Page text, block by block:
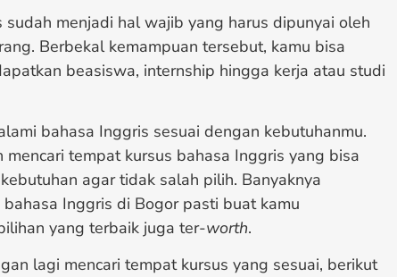
sudah menjadi hal wajib yang harus dipunyai oleh
Berbekal kemampuan tersebut, kamu bisa
beasiswa, internship hingga kerja atau studi
bahasa Inggris sesuai dengan kebutuhanmu.
mencari tempat kursus bahasa Inggris yang bisa
agar tidak salah pilih. Banyaknya
Inggris di Bogor pasti buat kamu
yang terbaik juga ter-worth.
lagi mencari tempat kursus yang sesuai, berikut